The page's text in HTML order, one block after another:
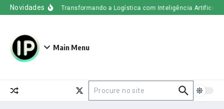
Ir para o conteúdo
Novidades
Uber Freight – Transformando a Logística com Inteligência Artificial
Main Menu